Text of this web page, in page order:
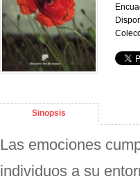
Sinopsis
Las emociones
individuos a su